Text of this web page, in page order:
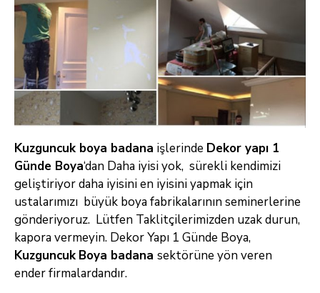
Kuzguncuk boya badana işlerinde Dekor yapı 1
Günde Boya‘dan Daha iyisi yok, sürekli kendimizi
geliştiriyor daha iyisini en iyisini yapmak için
ustalarımızı büyük boyafabrikalarının seminerlerine
gönderiyoruz. Lütfen Taklitçilerimizden uzak durun,
kapora vermeyin. Dekor Yapı 1 Günde Boya,
Kuzguncuk Boya badana sektörüne yön veren
ender firmalardandır.